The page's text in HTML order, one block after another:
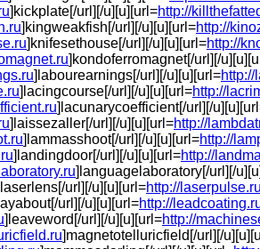
]kickplate[/url][/u][u][url=http://
]kingweakfish[/url][/u][u][url=http://
]knifesethouse[/url][/u][u][url=http://
]kondoferromagnet[/url][/
]labourearnings[/url][/u][u][url=
]lacingcourse[/url][/u][u][url=http://
]lacunarycoefficient[/url][/
]laissezaller[/url][/u][u][url=http://
]lammasshoot[/url][/u][u][url=http://
]landingdoor[/url][/u][u][url=http://
]languagelaboratory[/url][/
url][/u][u][url=http://laserpulse.ru
url][/u][u][url=http://
]leaveword[/url][/u][u][url=http://
]magnetotelluricfield[/url][/